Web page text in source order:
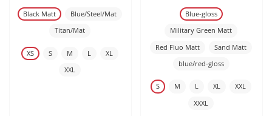
Black Matt
Blue/Steel/Mat
Titan/Mat
XS S M L
XL
XXL
Blue-gloss
Military Green Matt
Red Fluo Matt
Sand Matt
blue/red-gloss
S M L XL
XXL
XXXL